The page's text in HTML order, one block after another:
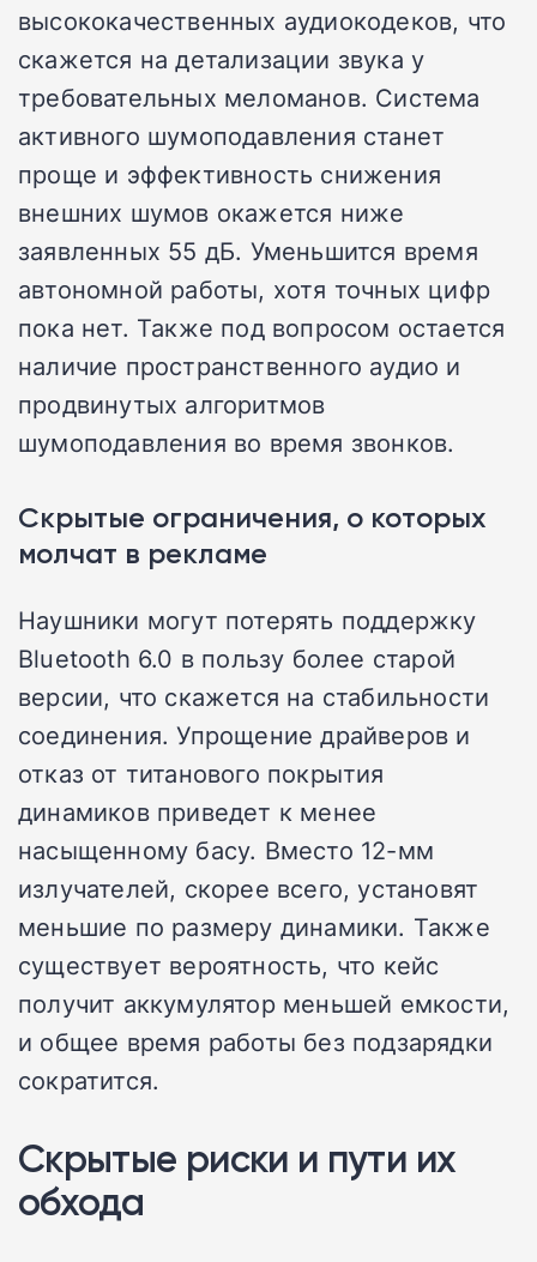
высококачественных аудиокодеков, что
скажется на детализации звука у
требовательных меломанов. Система
активного шумоподавления станет
проще и эффективность снижения
внешних шумов окажется ниже
заявленных 55 дБ. Уменьшится время
автономной работы, хотя точных цифр
пока нет. Также под вопросом остается
наличие пространственного аудио и
продвинутых алгоритмов
шумоподавления во время звонков.
Скрытые ограничения, о которых
молчат в рекламе
Наушники могут потерять поддержку
Bluetooth 6.0 в пользу более старой
версии, что скажется на стабильности
соединения. Упрощение драйверов и
отказ от титанового покрытия
динамиков приведет к менее
насыщенному басу. Вместо 12-мм
излучателей, скорее всего, установят
меньшие по размеру динамики. Также
существует вероятность, что кейс
получит аккумулятор меньшей емкости,
и общее время работы без подзарядки
сократится.
Скрытые риски и пути их
обхода